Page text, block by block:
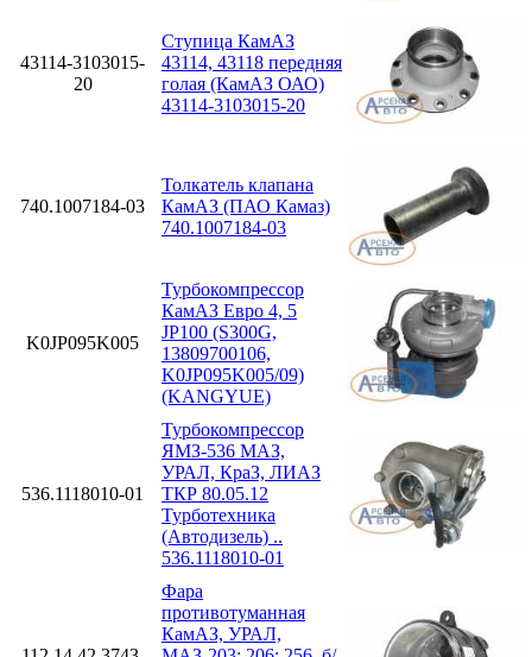
43114-3103015-
20
Ступица КамАЗ
43114, 43118 передняя
голая (КамАЗ ОАО)
43114-3103015-20
740.1007184-03
Толкатель клапана
КамАЗ (ПАО Камаз)
740.1007184-03
K0JP095K005
Турбокомпрессор
КамАЗ Евро 4, 5
JP100 (S300G,
13809700106,
K0JP095K005/09)
(KANGYUE)
536.1118010-01
Турбокомпрессор
ЯМЗ-536 МАЗ,
УРАЛ, КраЗ, ЛИАЗ
ТКР 80.05.12
Турботехника
(Автодизель) ..
536.1118010-01
Фара
противотуманная
КамАЗ, УРАЛ,